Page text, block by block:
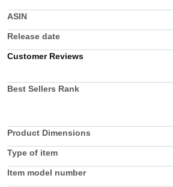
ASIN
Release date
Customer Reviews
Best Sellers Rank
Product Dimensions
Type of item
Item model number